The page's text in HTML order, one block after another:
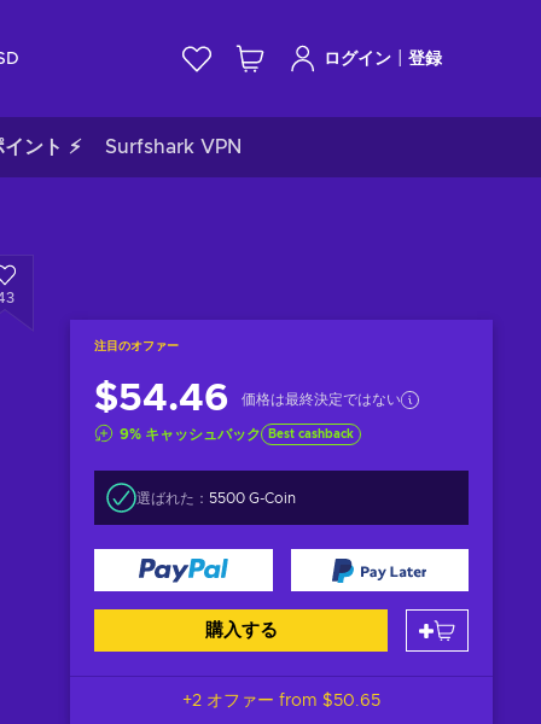
ログイン 登録
ント ⚡ Surfshark VPN
注目のオファー
$54.46 価格は最終決定ではない
9% キャッシュバック Best cashback
選ばれた： 5500 G-Coin
購入する
+2 オファー from $50.65